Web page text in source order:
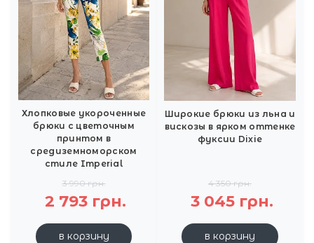
Хлопковые укороченные
брюки с цветочным
принтом в
средиземноморском
стиле Imperial
3 990 грн.
2 793 грн.
в корзину
Широкие брюки из льна и
вискозы в ярком оттенке
фуксии Dixie
4 350 грн.
3 045 грн.
в корзину